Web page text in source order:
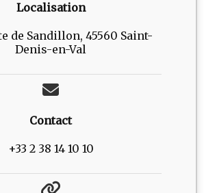
Localisation
de Sandillon, 45560 Saint-
Denis-en-Val
Contact
+33 2 38 14 10 10